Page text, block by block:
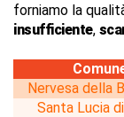
forniamo la
insufficiente,
Nervesa della
Santa Lucia